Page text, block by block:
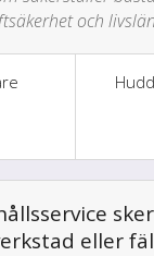
och
eller